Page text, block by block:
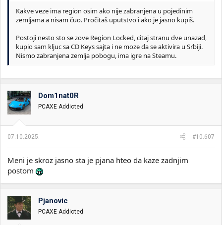
Kakve veze ima region osim ako nije zabranjena u pojedinim
zemljama a nisam čuo. Pročitaš uputstvo i ako je jasno kupiš.
Postoji nesto sto se zove Region Locked, citaj stranu dve unazad,
kupio sam kljuc sa CD Keys sajta i ne moze da se aktivira u Srbiji.
Nismo zabranjena zemlja pobogu, ima igre na Steamu.
Dom1nat0R
PCAXE Addicted
07.10.2025. #10.607
Meni je skroz jasno sta je pjana hteo da kaze zadnjim
postom
Pjanovic
PCAXE Addicted